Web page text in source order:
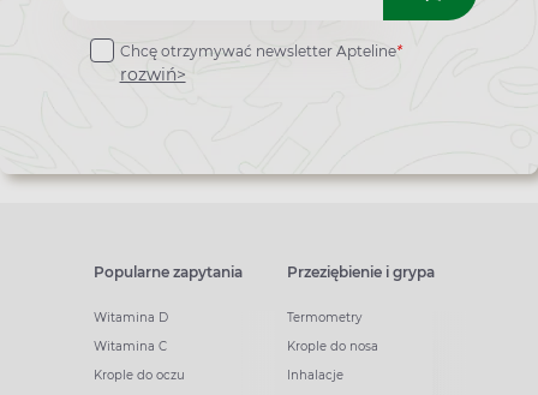
do
newslettera
Chcę otrzymywać newsletter Apteline*
rozwiń>
Popularne zapytania
Witamina D
Witamina C
Krople do oczu
Przeziębienie i grypa
Termometry
Krople do nosa
Inhalacje